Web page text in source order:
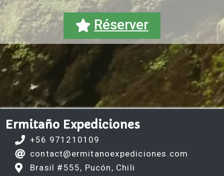
Réserver
Ermitaño Expediciones
+56 971210109
contact@ermitanoexpediciones.com
Brasil #555, Pucón, Chili